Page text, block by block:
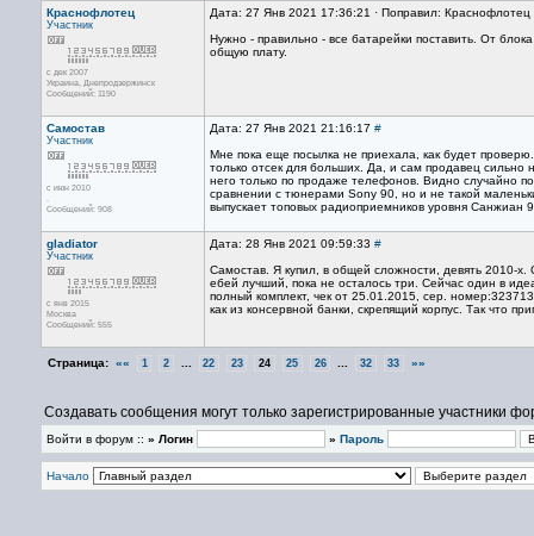
Краснофлотец
Участник
с дек 2007
Украина, Днепродзержинск
Сообщений: 1190
Дата: 27 Янв 2021 17:36:21 · Поправил:
Нужно - правильно - все батарейки поставить. От
общую плату.
Самостав
Участник
с июн 2010
.
Сообщений: 908
Дата: 27 Янв 2021 21:16:17 #
Мне пока еще посылка не приехала, как будет
только отсек для больших. Да, и сам продавец
него только по продаже телефонов. Видно случайно
сравнении с тюнерами Sony 90, но и не такой
выпускает топовых радиоприемников уровня Санжиан
gladiator
Участник
с янв 2015
Москва
Сообщений: 555
Дата: 28 Янв 2021 09:59:33 #
Самостав. Я купил, в общей сложности, девять 2010-
ебей лучший, пока не осталось три. Сейчас один в
полный комплект, чек от 25.01.2015, сер.
как из консервной банки, скрепящий корпус. Так что
Страница: «« 1 2 22 23 24 25 26 32 33 »»
Создавать сообщения могут только зарегистрированные участники
Войти в форум :: » Логин » Пароль
Начало